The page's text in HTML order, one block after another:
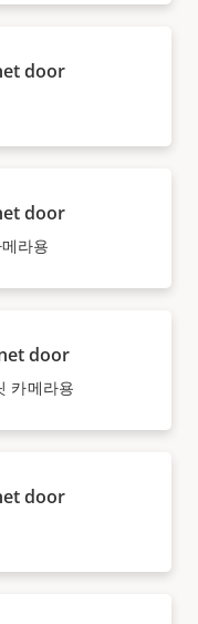
door
door
라용
door
카메라용
door